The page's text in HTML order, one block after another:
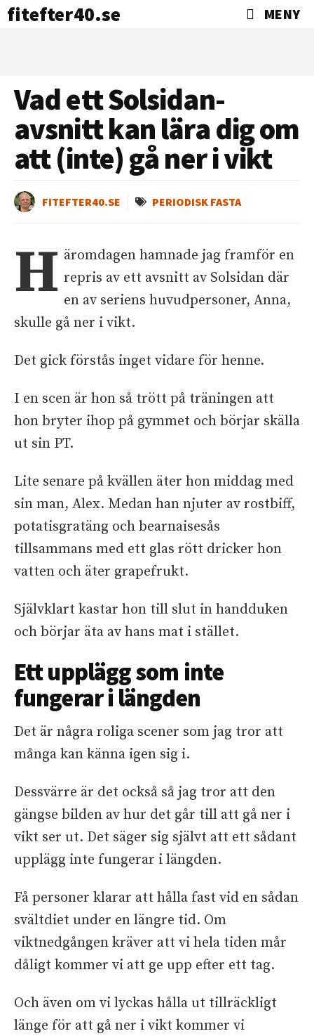
fitefter40.se MENY
Vad ett Solsidan-
avsnitt kan lära dig om
att (inte) gå ner i vikt
FITEFTER40.SE PERIODISK FASTA
H äromdagen hamnade jag framför en
repris av ett avsnitt av Solsidan där
en av seriens huvudpersoner, Anna,
skulle gå ner i vikt.
Det gick förstås inget vidare för henne.
I en scen är hon så trött på träningen att
hon bryter ihop på gymmet och börjar skälla
ut sin PT.
Lite senare på kvällen äter hon middag med
sin man, Alex. Medan han njuter av rostbiff,
potatisgratäng och bearnaisesås
tillsammans med ett glas rött dricker hon
vatten och äter grapefrukt.
Självklart kastar hon till slut in handduken
och börjar äta av hans mat i stället.
Ett upplägg som inte
fungerar i längden
Det är några roliga scener som jag tror att
många kan känna igen sig i.
Dessvärre är det också så jag tror att den
gängse bilden av hur det går till att gå ner i
vikt ser ut. Det säger sig självt att ett sådant
upplägg inte fungerar i längden.
Få personer klarar att hålla fast vid en sådan
svältdiet under en längre tid. Om
viktnedgången kräver att vi hela tiden mår
dåligt kommer vi att ge upp efter ett tag.
Och även om vi lyckas hålla ut tillräckligt
länge för att gå ner i vikt kommer vi